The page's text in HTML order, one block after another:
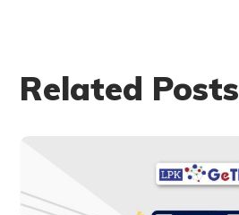
Related Posts